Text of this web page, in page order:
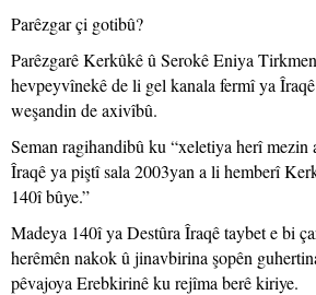
Parêzgar çi gotibû?
Parêzgarê Kerkûkê û Serokê Eniya
hevpeyvînekê de li gel kanala fermî ya
weşandin de axivîbû.
Seman ragihandibû ku “xeletiya herî mezin
Îraqê ya piştî sala 2003yan a li hemberî
140î bûye.”
Madeya 140î ya Destûra Îraqê taybet e bi
herêmên nakok û jinavbirina şopên
pêvajoya Erebkirinê ku rejîma berê kiriye.